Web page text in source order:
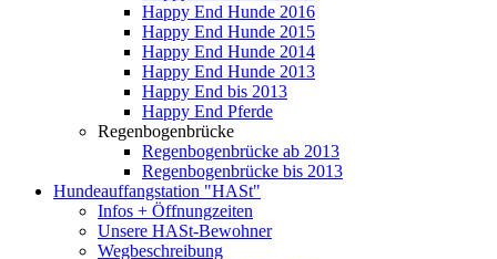
Happy End Hunde 2016
Happy End Hunde 2015
Happy End Hunde 2014
Happy End Hunde 2013
Happy End bis 2013
Happy End Pferde
Regenbogenbrücke
Regenbogenbrücke ab 2013
Regenbogenbrücke bis 2013
Hundeauffangstation "HASt"
Infos + Öffnungzeiten
Unsere HASt-Bewohner
Wegbeschreibung